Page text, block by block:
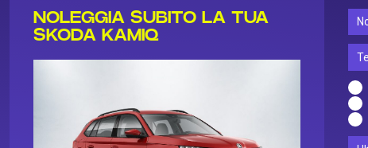
NOLEGGIA SUBITO LA TUA
SKODA KAMIQ